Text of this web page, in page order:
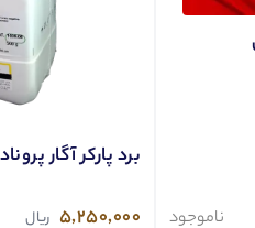
ناموجود
برد پارکر آگار پرونادیسا
5,250,000 ریال